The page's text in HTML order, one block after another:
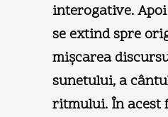
interogative.
se extind spre
mişcarea
sunetului, a
ritmului. În acest